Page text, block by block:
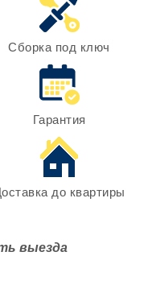
Сборка под ключ
Гарантия
до квартиры
выезда